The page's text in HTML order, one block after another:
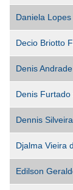
Daniela Lopes
Decio Briotto
Denis Andrade
Denis
Dennis
Djalma Vieira
Edilson